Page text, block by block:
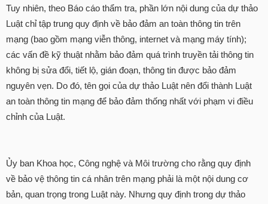
Tuy nhiên, theo Báo cáo thẩm tra, phần lớn nội dung của dự thảo
Luật chỉ tập trung quy định về bảo đảm an toàn thông tin trên
mạng (bao gồm mạng viễn thông, internet và mạng máy tính);
các vấn đề kỹ thuật nhằm bảo đảm quá trình truyền tải thông tin
không bị sửa đổi, tiết lộ, gián đoạn, thông tin được bảo đảm
nguyên vẹn. Do đó, tên gọi của dự thảo Luật nên đổi thành Luật
an toàn thông tin mạng để bảo đảm thống nhất với phạm vi điều
chỉnh của Luật.
Ủy ban Khoa học, Công nghệ và Môi trường cho rằng quy định
về bảo vệ thông tin cá nhân trên mạng phải là một nội dung cơ
bản, quan trọng trong Luật này. Nhưng quy định trong dự thảo